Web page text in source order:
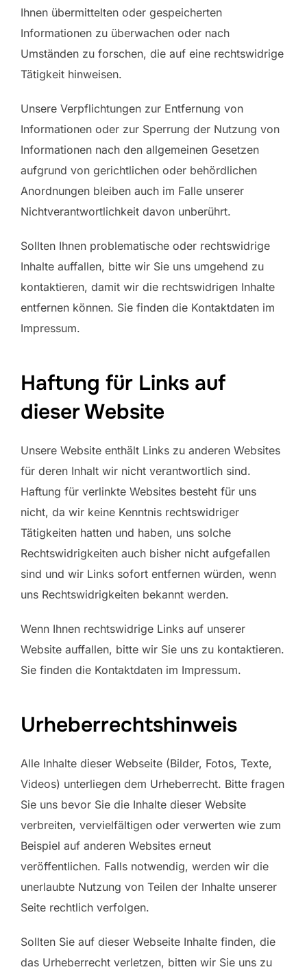
Ihnen übermittelten oder gespeicherten
Informationen zu überwachen oder nach
Umständen zu forschen, die auf eine rechtswidrige
Tätigkeit hinweisen.
Unsere Verpflichtungen zur Entfernung von
Informationen oder zur Sperrung der Nutzung von
Informationen nach den allgemeinen Gesetzen
aufgrund von gerichtlichen oder behördlichen
Anordnungen bleiben auch im Falle unserer
Nichtverantwortlichkeit davon unberührt.
Sollten Ihnen problematische oder rechtswidrige
Inhalte auffallen, bitte wir Sie uns umgehend zu
kontaktieren, damit wir die rechtswidrigen Inhalte
entfernen können. Sie finden die Kontaktdaten im
Impressum.
Haftung für Links auf
dieser Website
Unsere Website enthält Links zu anderen Websites
für deren Inhalt wir nicht verantwortlich sind.
Haftung für verlinkte Websites besteht für uns
nicht, da wir keine Kenntnis rechtswidriger
Tätigkeiten hatten und haben, uns solche
Rechtswidrigkeiten auch bisher nicht aufgefallen
sind und wir Links sofort entfernen würden, wenn
uns Rechtswidrigkeiten bekannt werden.
Wenn Ihnen rechtswidrige Links auf unserer
Website auffallen, bitte wir Sie uns zu kontaktieren.
Sie finden die Kontaktdaten im Impressum.
Urheberrechtshinweis
Alle Inhalte dieser Webseite (Bilder, Fotos, Texte,
Videos) unterliegen dem Urheberrecht. Bitte fragen
Sie uns bevor Sie die Inhalte dieser Website
verbreiten, vervielfältigen oder verwerten wie zum
Beispiel auf anderen Websites erneut
veröffentlichen. Falls notwendig, werden wir die
unerlaubte Nutzung von Teilen der Inhalte unserer
Seite rechtlich verfolgen.
Sollten Sie auf dieser Webseite Inhalte finden, die
das Urheberrecht verletzen, bitten wir Sie uns zu